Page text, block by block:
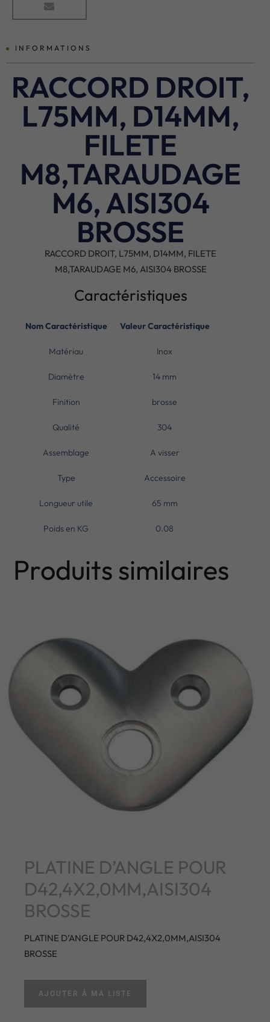
INFORMATIONS
RACCORD DROIT,
L75MM, D14MM,
FILETE
M8,TARAUDAGE
M6, AISI304
BROSSE
RACCORD DROIT, L75MM, D14MM, FILETE
M8,TARAUDAGE M6, AISI304 BROSSE
Caractéristiques
Nom Caractéristique Valeur Caractéristique
Matériau Inox
Diamètre 14 mm
Finition brosse
Qualité 304
Assemblage A visser
Type Accessoire
Longueur utile 65 mm
Poids en KG 0.08
Produits similaires
PLATINE D’ANGLE POUR
D42,4X2,0MM,AISI304
BROSSE
PLATINE D’ANGLE POUR D42,4X2,0MM,AISI304
BROSSE
AJOUTER À MA LISTE